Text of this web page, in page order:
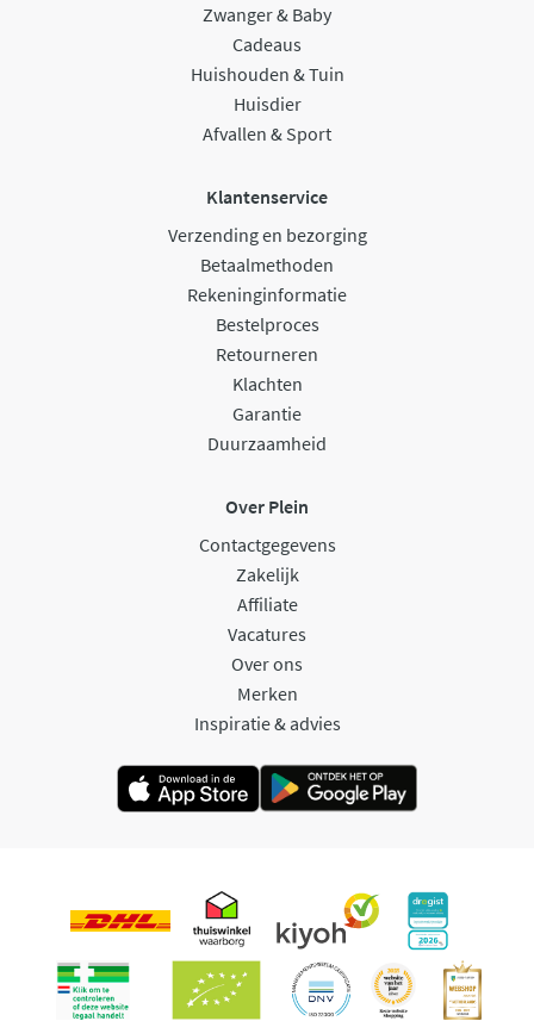
Zwanger & Baby
Cadeaus
Huishouden & Tuin
Huisdier
Afvallen & Sport
Klantenservice
Verzending en bezorging
Betaalmethoden
Rekeninginformatie
Bestelproces
Retourneren
Klachten
Garantie
Duurzaamheid
Over Plein
Contactgegevens
Zakelijk
Affiliate
Vacatures
Over ons
Merken
Inspiratie & advies